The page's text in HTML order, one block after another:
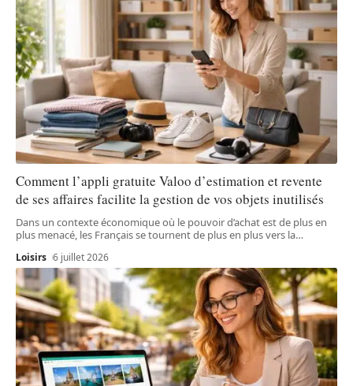
Comment l’appli gratuite Valoo d’estimation et revente
de ses affaires facilite la gestion de vos objets inutilisés
Dans un contexte économique où le pouvoir d’achat est de plus en
plus menacé, les Français se tournent de plus en plus vers la…
Loisirs 6 juillet 2026